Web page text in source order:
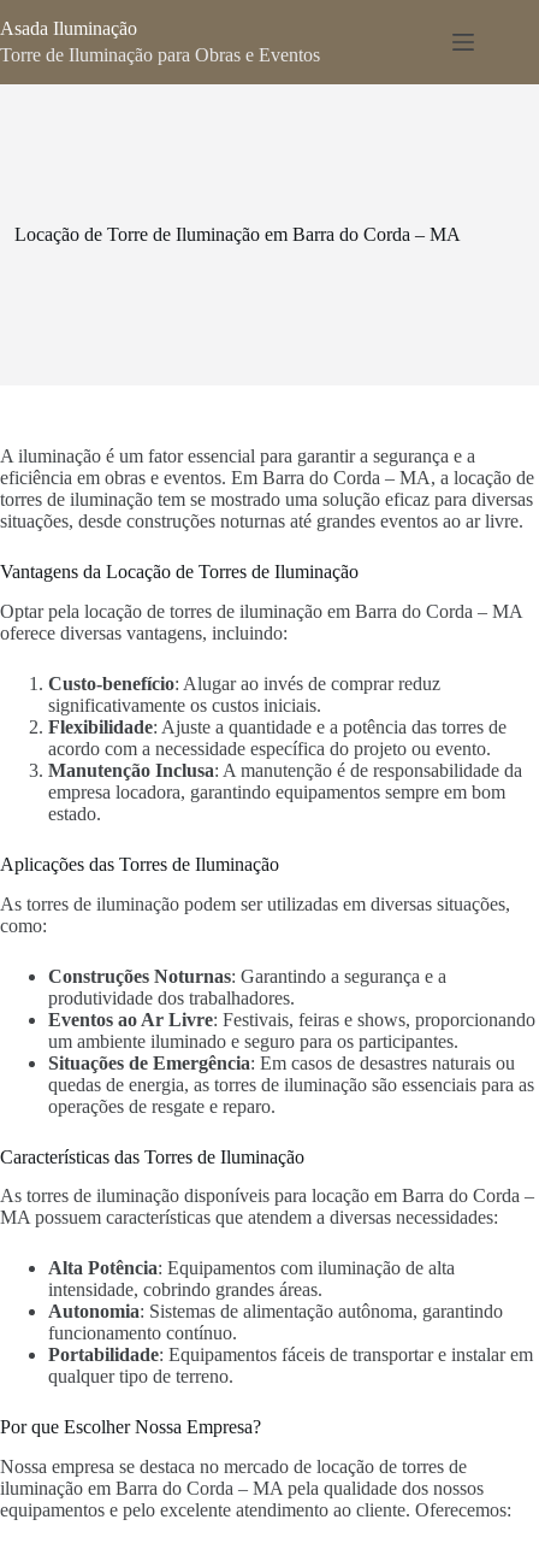
para
o
Asada Iluminação
Torre de Iluminação para Obras e Eventos
Locação de Torre de Iluminação em Barra do Corda – MA
A iluminação é um fator essencial para garantir a segurança e a
eficiência em obras e eventos. Em Barra do Corda – MA, a locação de
torres de iluminação tem se mostrado uma solução eficaz para diversas
situações, desde construções noturnas até grandes eventos ao ar livre.
Vantagens da Locação de Torres de Iluminação
Optar pela locação de torres de iluminação em Barra do Corda – MA
oferece diversas vantagens, incluindo:
Custo-benefício: Alugar ao invés de comprar reduz
significativamente os custos iniciais.
Flexibilidade: Ajuste a quantidade e a potência das torres de
acordo com a necessidade específica do projeto ou evento.
Manutenção Inclusa: A manutenção é de responsabilidade da
empresa locadora, garantindo equipamentos sempre em bom
estado.
Aplicações das Torres de Iluminação
As torres de iluminação podem ser utilizadas em diversas situações,
como:
Construções Noturnas: Garantindo a segurança e a
produtividade dos trabalhadores.
Eventos ao Ar Livre: Festivais, feiras e shows, proporcionando
um ambiente iluminado e seguro para os participantes.
Situações de Emergência: Em casos de desastres naturais ou
quedas de energia, as torres de iluminação são essenciais para as
operações de resgate e reparo.
Características das Torres de Iluminação
As torres de iluminação disponíveis para locação em Barra do Corda –
MA possuem características que atendem a diversas necessidades:
Alta Potência: Equipamentos com iluminação de alta
intensidade, cobrindo grandes áreas.
Autonomia: Sistemas de alimentação autônoma, garantindo
funcionamento contínuo.
Portabilidade: Equipamentos fáceis de transportar e instalar em
qualquer tipo de terreno.
Por que Escolher Nossa Empresa?
Nossa empresa se destaca no mercado de locação de torres de
iluminação em Barra do Corda – MA pela qualidade dos nossos
equipamentos e pelo excelente atendimento ao cliente. Oferecemos: